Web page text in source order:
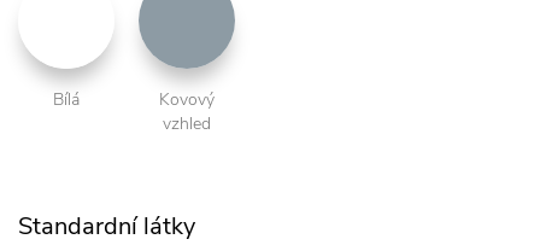
Bílá
Kovový
vzhled
Standardní látky